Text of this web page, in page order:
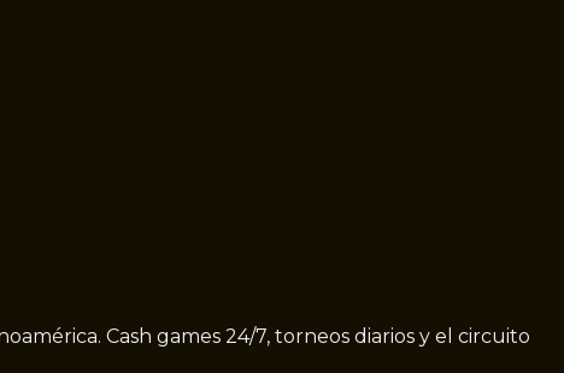
Cash games 24/7, torneos diarios y el circuito